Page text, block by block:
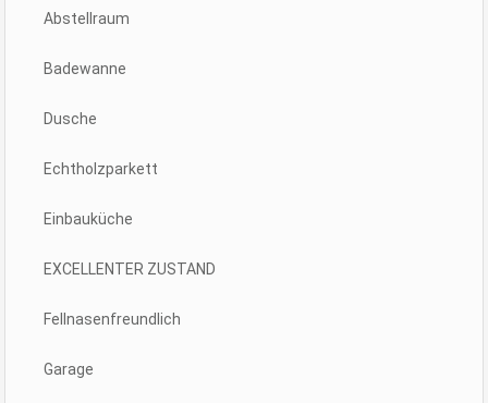
Abstellraum
Badewanne
Dusche
Echtholzparkett
Einbauküche
EXCELLENTER ZUSTAND
Fellnasenfreundlich
Garage